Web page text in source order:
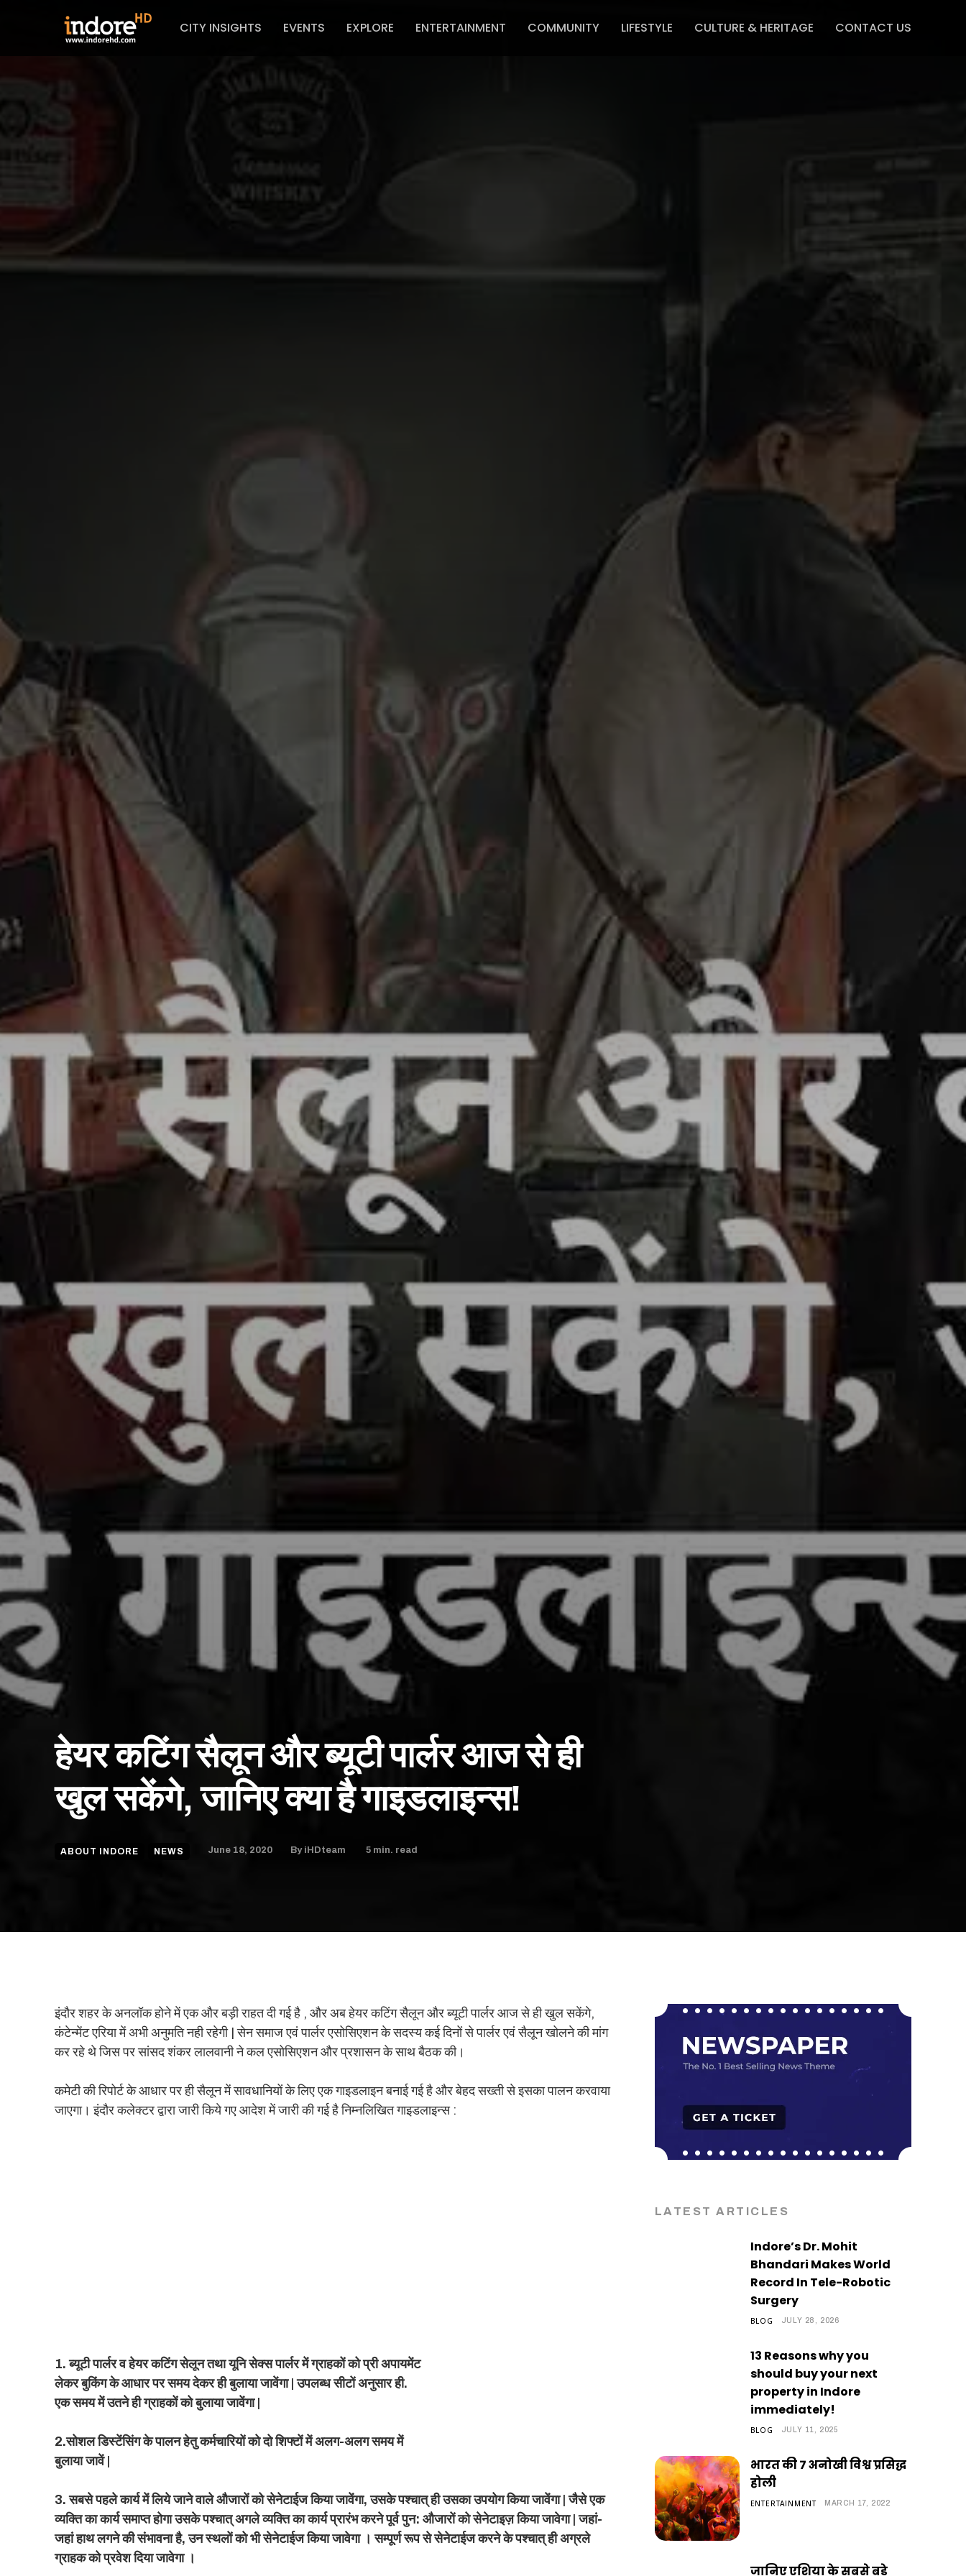
CITY INSIGHTS EVENTS EXPLORE ENTERTAINMENT COMMUNITY LIFESTYLE CULTURE & HERITAGE CONTACT US
हेयर कटिंग सैलून और ब्यूटी पार्लर आज से ही
खुल सकेंगे, जानिए क्या है गाइडलाइन्स!
ABOUT INDORE NEWS June 18, 2020 By iHDteam 5 min. read
इंदौर शहर के अनलॉक होने में एक और बड़ी राहत दी गई है , और अब हेयर कटिंग सैलून और ब्यूटी पार्लर आज से ही खुल सकेंगे,
कंटेन्मेंट एरिया में अभी अनुमति नही रहेगी | सेन समाज एवं पार्लर एसोसिएशन के सदस्य कई दिनों से पार्लर एवं सैलून खोलने की मांग
कर रहे थे जिस पर सांसद शंकर लालवानी ने कल एसोसिएशन और प्रशासन के साथ बैठक की।
कमेटी की रिपोर्ट के आधार पर ही सैलून में सावधानियों के लिए एक गाइडलाइन बनाई गई है और बेहद सख्ती से इसका पालन करवाया
जाएगा। इंदौर कलेक्टर द्वारा जारी किये गए आदेश में जारी की गई है निम्नलिखित गाइडलाइन्स :
1. ब्यूटी पार्लर व हेयर कटिंग सेलून तथा यूनि सेक्स पार्लर में ग्राहकों को प्री अपायमेंट
लेकर बुकिंग के आधार पर समय देकर ही बुलाया जावेंगा | उपलब्ध सीटों अनुसार ही.
एक समय में उतने ही ग्राहकों को बुलाया जावेंगा |
2.सोशल डिस्टेंसिंग के पालन हेतु कर्मचारियों को दो शिफ्टों में अलग-अलग समय में
बुलाया जावें |
3. सबसे पहले कार्य में लिये जाने वाले औजारों को सेनेटाईज किया जावेंगा, उसके पश्चात्‌ ही उसका उपयोग किया जावेंगा | जैसे एक
व्यक्ति का कार्य समाप्त होगा उसके पश्चात्‌ अगले व्यक्ति का कार्य प्रारंभ करने पूर्व पुन: औजारों को सेनेटाइज़ किया जावेगा | जहां-
जहां हाथ लगने की संभावना है, उन स्थलों को भी सेनेटाईज किया जावेगा । सम्पूर्ण रूप से सेनेटाईज करने के पश्चात्‌ ही अग्रले
ग्राहक को प्रवेश दिया जावेगा ।
LATEST ARTICLES
Indore’s Dr. Mohit
Bhandari Makes World
Record In Tele-Robotic
Surgery
BLOG JULY 28, 2026
13 Reasons why you
should buy your next
property in Indore
immediately!
BLOG JULY 11, 2025
भारत की 7 अनोखी विश्व प्रसिद्ध
होली
ENTERTAINMENT MARCH 17, 2022
जानिए एशिया के सबसे बड़े